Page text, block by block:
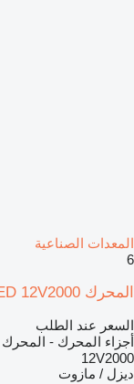
المعدات الصناعية
6
المحرك MTU USED 12V2000 لـ المعدات الصناعية
السعر عند الطلب
أجزاء المحرك - المحرك
12V2000
ديزل / مازوت